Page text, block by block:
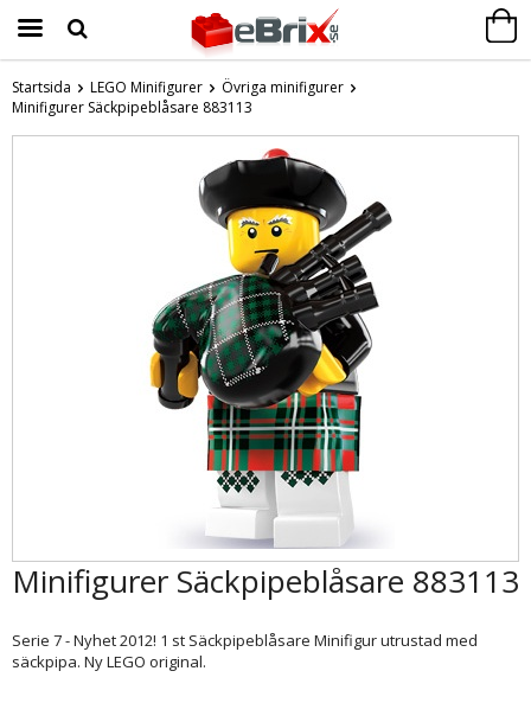
Produkten har blivit tillagd i varukorgen
Startsida LEGO Minifigurer
Övriga minifigurer
Minifigurer Säckpipeblåsare 883113
Minifigurer Säckpipeblåsare 883113
Serie 7 - Nyhet 2012! 1 st Säckpipeblåsare Minifigur utrustad med
säckpipa. Ny LEGO original.